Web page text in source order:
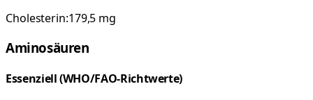
Cholesterin:179,5 mg
Aminosäuren
Essenziell (WHO/FAO-Richtwerte)